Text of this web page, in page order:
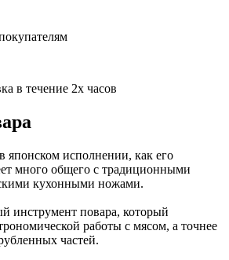
в течение 2х часов
исполнении, как его
много общего с традиционными
кухонными ножами.
инструмент повара, который
работы с мясом, а точнее
частей.